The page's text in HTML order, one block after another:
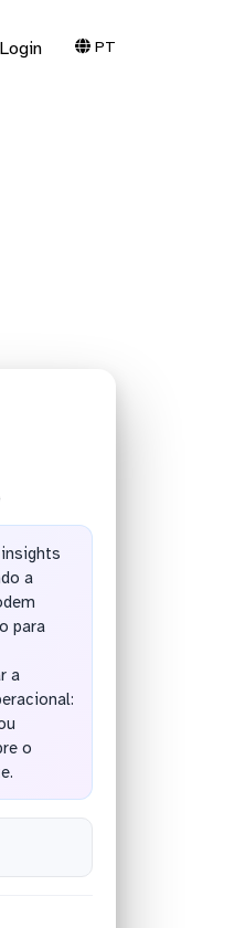
Login PT
a
para
a
o